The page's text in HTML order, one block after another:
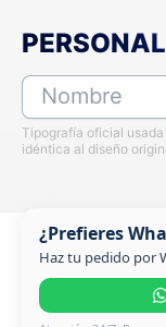
Nombre
Tipografía oficial
idéntica al diseño
¿Prefieres
Haz tu pedido por